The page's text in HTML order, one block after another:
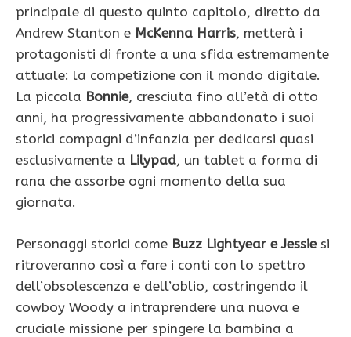
principale di questo quinto capitolo, diretto da
Andrew Stanton e McKenna Harris, metterà i
protagonisti di fronte a una sfida estremamente
attuale: la competizione con il mondo digitale.
La piccola Bonnie, cresciuta fino all’età di otto
anni, ha progressivamente abbandonato i suoi
storici compagni d’infanzia per dedicarsi quasi
esclusivamente a Lilypad, un tablet a forma di
rana che assorbe ogni momento della sua
giornata.
Personaggi storici come Buzz Lightyear e Jessiesi
ritroveranno così a fare i conti con lo spettro
dell’obsolescenza e dell’oblio, costringendo il
cowboy Woody a intraprendere una nuova e
cruciale missione per spingere la bambina a